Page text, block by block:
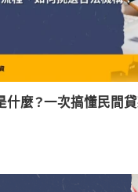
什麼？一次搞懂民間